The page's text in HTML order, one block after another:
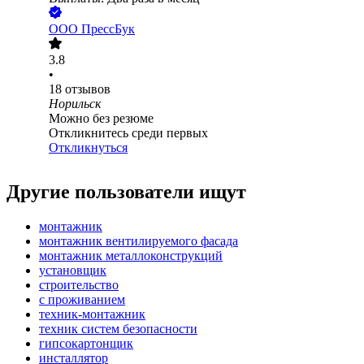
ООО ПрессБук
3.8
•
18 отзывов
Норильск
Можно без резюме
Откликнитесь среди первых
Откликнуться
Другие пользователи ищут
монтажник
монтажник вентилируемого фасада
монтажник металлоконструкций
установщик
строительство
с проживанием
техник-монтажник
техник систем безопасности
гипсокартонщик
инсталлятор